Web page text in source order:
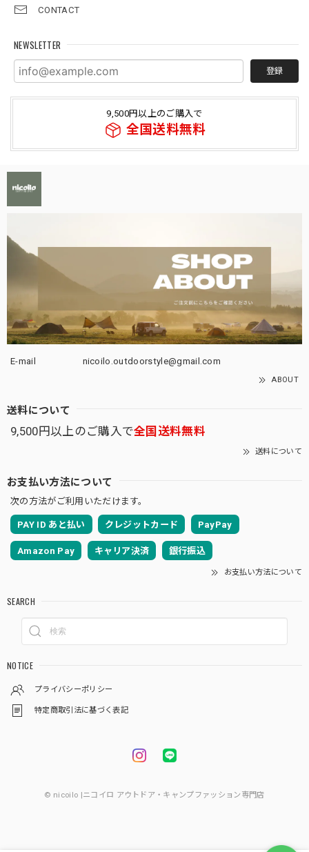
CONTACT
NEWSLETTER
登録
9,500円以上のご購入で
全国送料無料
E-mail nicoilo.outdoorstyle@gmail.com
ABOUT
送料について
9,500円以上のご購入で全国送料無料
送料について
お支払い方法について
次の方法がご利用いただけます。
PAY ID あと払い クレジットカード PayPay
Amazon Pay キャリア決済 銀行振込
お支払い方法について
SEARCH
NOTICE
プライバシーポリシー
特定商取引法に基づく表記
© nicoilo |ニコイロ アウトドア・キャンプファッション専門店